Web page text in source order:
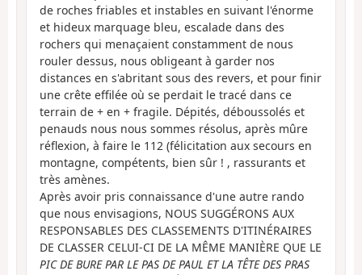
de roches friables et instables en suivant l'énorme
et hideux marquage bleu, escalade dans des
rochers qui menaçaient constamment de nous
rouler dessus, nous obligeant à garder nos
distances en s'abritant sous des revers, et pour finir
une crête effilée où se perdait le tracé dans ce
terrain de + en + fragile. Dépités, déboussolés et
penauds nous nous sommes résolus, après mûre
réflexion, à faire le 112 (félicitation aux secours en
montagne, compétents, bien sûr ! , rassurants et
très amènes.
Après avoir pris connaissance d'une autre rando
que nous envisagions, NOUS SUGGÉRONS AUX
RESPONSABLES DES CLASSEMENTS D'ITINÉRAIRES
DE CLASSER CELUI-CI DE LA MÊME MANIÈRE QUE LE
PIC DE BURE PAR LE PAS DE PAUL ET LA TÊTE DES PRAS